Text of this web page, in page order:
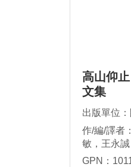
高山仰
文集
出版單位：
作/編/譯者
敏，王永
守濤，耿
GPN：